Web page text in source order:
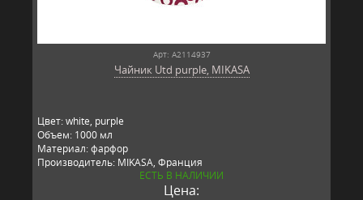
Арт: A2114937
Чайник Utd purple, MIKASA
Цвет: white, purple
Объем: 1000 мл
Материал: фарфор
Производитель: MIKASA, Франция
ЕСТЬ В НАЛИЧИИ
Цена: